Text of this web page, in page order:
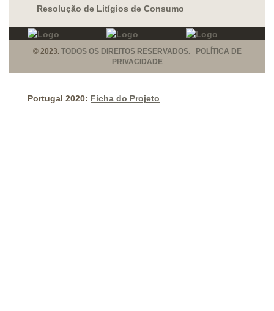
Resolução de Litígios de Consumo
© 2023. TODOS OS DIREITOS RESERVADOS. POLÍTICA DE
PRIVACIDADE
Portugal 2020: Ficha do Projeto